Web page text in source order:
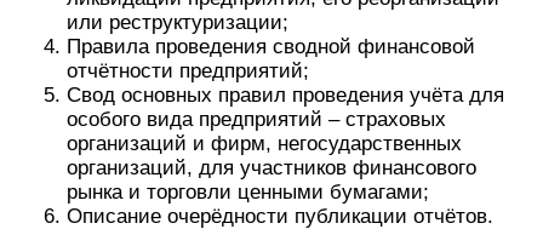
или реструктуризации;
Правила проведения сводной финансовой
отчётности предприятий;
Свод основных правил проведения учёта для
особого вида предприятий – страховых
организаций и фирм, негосударственных
организаций, для участников финансового
рынка и торговли ценными бумагами;
Описание очерёдности публикации отчётов.